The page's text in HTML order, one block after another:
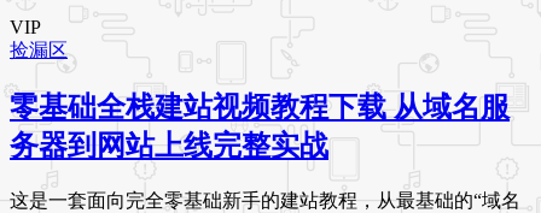
VIP
捡漏区
零基础全栈建站视频教程下载 从域名服
务器到网站上线完整实战
这是一套面向完全零基础新手的建站教程，从最基础的“域名